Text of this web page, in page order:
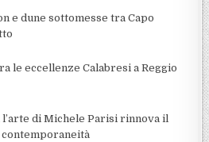
e dune sottomesse tra Capo
le eccellenze Calabresi a Reggio
l’arte di Michele Parisi rinnova il